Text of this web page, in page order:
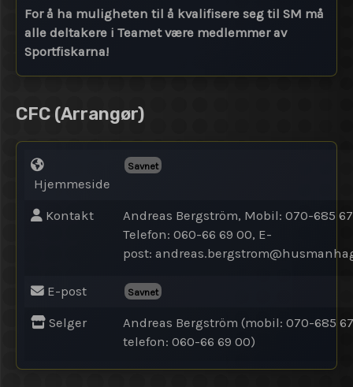
For å ha muligheten til å kvalifisere seg til SM må
alle deltakere i Teamet være medlemmer av
Sportfiskarna!
CFC (Arrangør)
Hjemmeside
Savnet
Kontakt
Andreas Bergström, Mobil: 070-685
Telefon: 060-66 69 00, E-
post: andreas.bergstrom@
E-post Savnet
Selger
Andreas Bergström (mobil: 070-685
telefon: 060-66 69 00)